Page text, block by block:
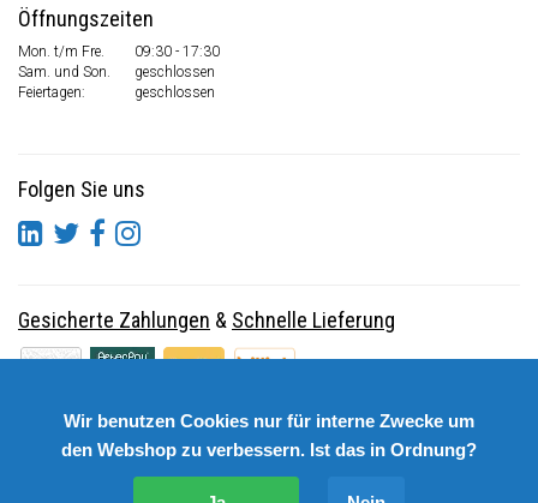
Öffnungszeiten
Mon. t/m Fre.
09:30 - 17:30
Sam. und Son.
geschlossen
Feiertagen:
geschlossen
Folgen Sie uns
Gesicherte Zahlungen & Schnelle Lieferung
Wir benutzen Cookies nur für interne Zwecke um
den Webshop zu verbessern. Ist das in Ordnung?